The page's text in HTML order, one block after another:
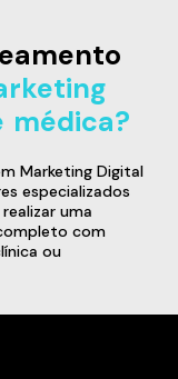
médica?
Marketing Digital
especializados
uma
com
ou